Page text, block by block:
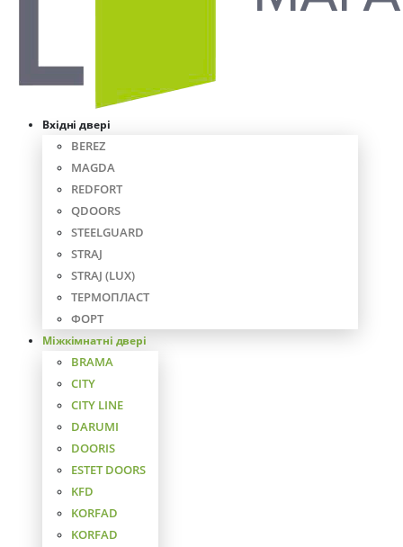
Вхідні двері
BEREZ
MAGDA
REDFORT
QDOORS
STEELGUARD
STRAJ
STRAJ (LUX)
ТЕРМОПЛАСТ
ФОРТ
Міжкімнатні двері
BRAMA
CITY
CITY LINE
DARUMI
DOORIS
ESTET DOORS
KFD
KORFAD
KORFAD